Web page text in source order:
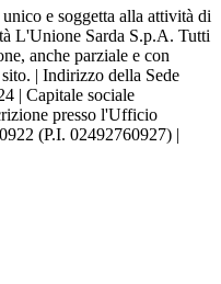
e soggetta alla attività di
L'Unione Sarda S.p.A. Tutti
anche parziale e con
| Indirizzo della Sede
| Capitale sociale
presso l'Ufficio
(P.I. 02492760927) |